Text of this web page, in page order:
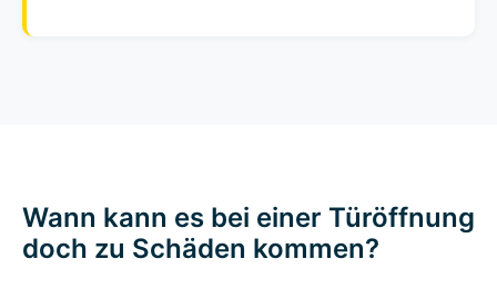
Wann kann es bei einer Türöffnung
doch zu Schäden kommen?